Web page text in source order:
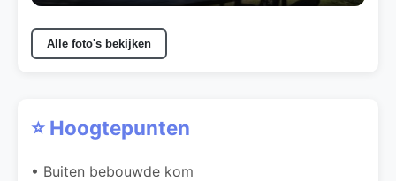
Alle foto's bekijken
⭐ Hoogtepunten
• Buiten bebouwde kom